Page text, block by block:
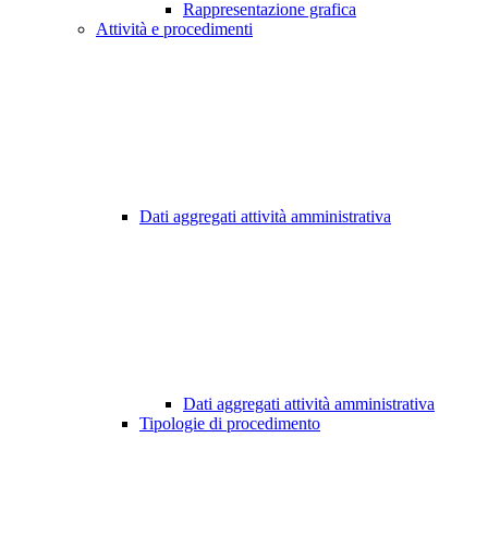
Rappresentazione grafica
Attività e procedimenti
Dati aggregati attività amministrativa
Dati aggregati attività amministrativa
Tipologie di procedimento